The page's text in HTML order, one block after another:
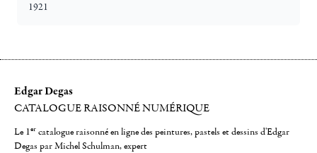
1921
Edgar Degas
CATALOGUE RAISONNÉ NUMÉRIQUE
Le 1er catalogue raisonné en ligne des peintures, pastels et dessins d'Edgar
Degas par Michel Schulman, expert